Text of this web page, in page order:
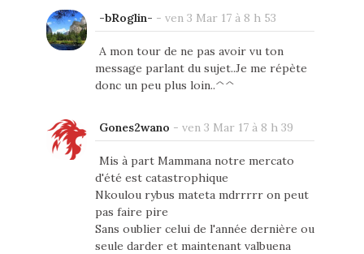
-bRoglin- - ven 3 Mar 17 à 8 h 53
A mon tour de ne pas avoir vu ton
message parlant du sujet..Je me répète
donc un peu plus loin..^^
Gones2wano - ven 3 Mar 17 à 8 h 39
Mis à part Mammana notre mercato
d'été est catastrophique
Nkoulou rybus mateta mdrrrrr on peut
pas faire pire
Sans oublier celui de l'année dernière ou
seule darder et maintenant valbuena